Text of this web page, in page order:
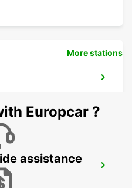
More stations
Europcar ?
assistance